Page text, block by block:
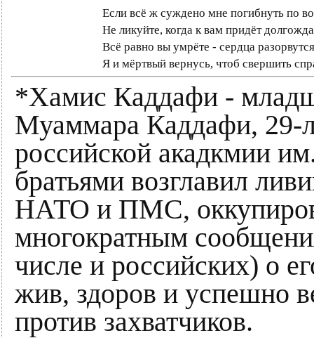
Если всё ж суждено мне погибнуть по
Не ликуйте, когда к вам придёт
Всё равно вы умрёте - сердца
Я и мёртвый вернусь, чтоб свершить
*Хамис Каддафи -
Муаммара Каддафи, 29-
российской акадкмии
братьями возглавил
НАТО и ПМС,
многократным
числе и российских) о
жив, здоров и успешно
против захватчиков.